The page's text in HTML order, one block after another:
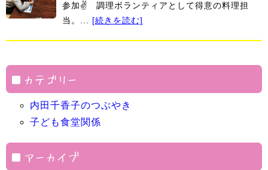
参加✌ 調理ボランティアとして得意の料理担
当。... [続きを読む]
カテゴリー
内田千香子のつぶやき
子ども食堂関係
アーカイブ